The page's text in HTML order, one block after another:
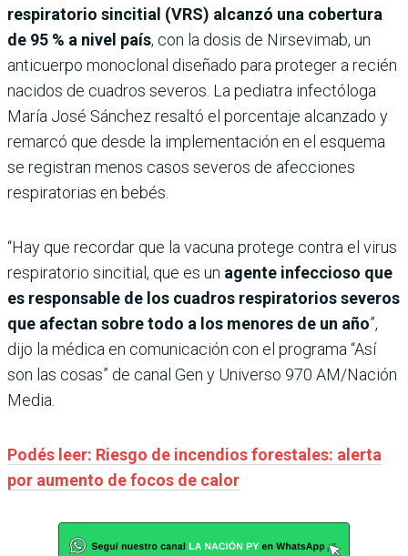
respiratorio sincitial (VRS) alcanzó una cobertura
de 95 % a nivel país, con la dosis de Nirsevimab, un
anticuerpo monoclonal diseñado para proteger a recién
nacidos de cuadros severos. La pediatra infectóloga
María José Sánchez resaltó el porcentaje alcanzado y
remarcó que desde la implementación en el esquema
se registran menos casos severos de afecciones
respiratorias en bebés.
“Hay que recordar que la vacuna protege contra el virus
respiratorio sincitial, que es un agente infeccioso que
es responsable de los cuadros respiratorios severos
que afectan sobre todo a los menores de un año”,
dijo la médica en comunicación con el programa “Así
son las cosas” de canal Gen y Universo 970 AM/Nación
Media.
Podés leer: Riesgo de incendios forestales: alerta
por aumento de focos de calor